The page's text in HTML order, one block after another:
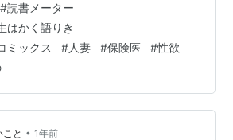
背景のセリフが直接的すぎる笑。 本
ンバ母性に狂気を感じていたら、そ
る程の狂気をはらんだ生徒が登場し
係が進んでいて、次の巻では初が来
、とか思っていた次の話よ。 双子は
#読書メーター
はかく語りき
ミックス #人妻 #保険医 #性欲
と • 1年前